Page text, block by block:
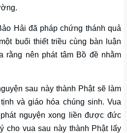
Hải đã pháp chứng thánh quả
buổi thiết triều cùng bàn luận
rằng nên phát tâm Bồ đề nhằm
sau này thành Phật sẽ làm
và giáo hóa chúng sinh. Vua
nguyện xong liền được đức
cho vua sau này thành Phật lấy